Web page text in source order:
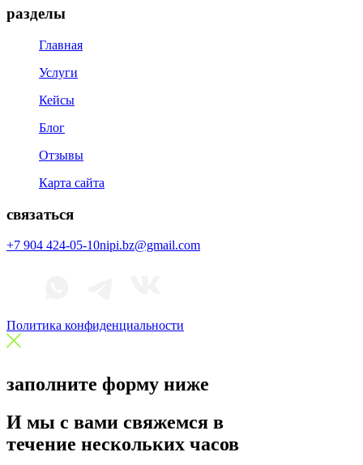
разделы
Главная
Услуги
Кейсы
Блог
Отзывы
Карта сайта
связаться
+7 904 424-05-10nipi.bz@gmail.com
Политика конфиденциальности
заполните форму ниже
И мы с вами свяжемся в
течение нескольких часов